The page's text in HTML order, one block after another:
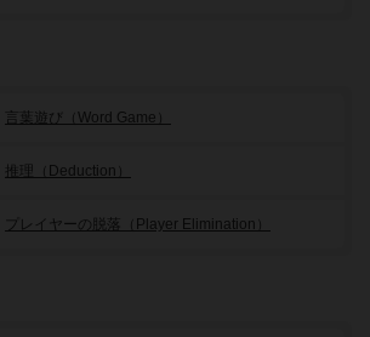
言葉遊び（Word Game）
推理（Deduction）
プレイヤーの脱落（Player Elimination）